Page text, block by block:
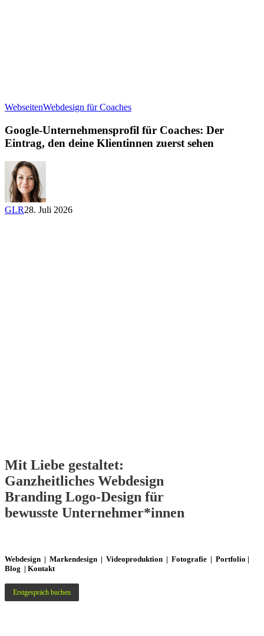
WebseitenWebdesign für CoachesGoogle-
für
Der
Google-Unternehmensprofil für Coaches: Der
Eintrag, den deine Klientinnen zuerst sehen
GLR28. Juli 2026
Mit Liebe gestaltet:
Ganzheitliches Webdesign
Branding Logo-Design für
bewusste Unternehmer*innen
Webdesign | Markendesign | Videoproduktion | Fotografie | Portfolio |
Blog | Kontakt
Erstgespräch buchen